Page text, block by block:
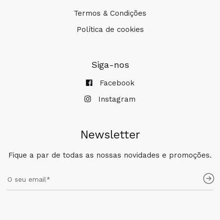
Termos & Condições
Política de cookies
Siga-nos
Facebook
Instagram
Newsletter
Fique a par de todas as nossas novidades e promoções.